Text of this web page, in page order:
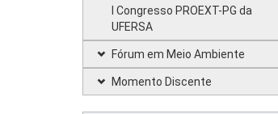
I Congresso PROEXT-PG da
UFERSA
Fórum em Meio Ambiente
Momento Discente